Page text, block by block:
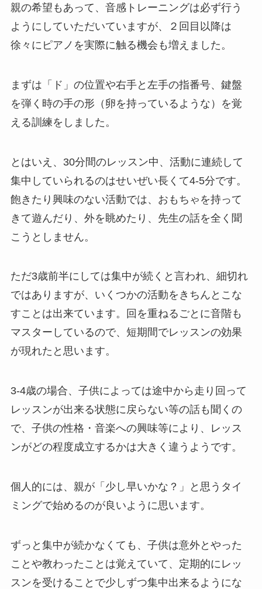
親の希望もあって、音感トレーニングは必ず行う
ようにしていただいていますが、２回目以降は
徐々にピアノを実際に触る機会も増えました。
まずは「ド」の位置や右手と左手の指番号、鍵盤
を弾く時の手の形（卵を持っているような）を覚
える訓練をしました。
とはいえ、30分間のレッスン中、活動に連続して
集中していられるのはせいぜい長くて4-5分です。
飽きたり興味のない活動では、おもちゃを持って
きて遊んだり、外を眺めたり、先生の話を全く聞
こうとしません。
ただ3歳前半にしては集中が続くと言われ、細切れ
ではありますが、いくつかの活動をきちんとこな
すことは出来ています。回を重ねるごとに音階も
マスターしているので、短期間でレッスンの効果
が現れたと思います。
3-4歳の場合、子供によっては途中から走り回って
レッスンが出来る状態に戻らない等の話も聞くの
で、子供の性格・音楽への興味等により、レッス
ンがどの程度成立するかは大きく違うようです。
個人的には、親が「少し早いかな？」と思うタイ
ミングで始めるのが良いように思います。
ずっと集中が続かなくても、子供は意外とやった
ことや教わったことは覚えていて、定期的にレッ
スンを受けることで少しずつ集中出来るようにな